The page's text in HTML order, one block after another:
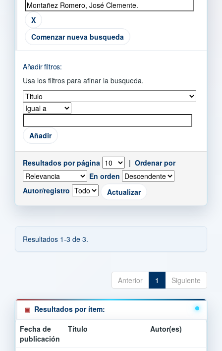
Comenzar nueva busqueda
Añadir filtros:
Usa los filtros para afinar la busqueda.
Resultados por página | Ordenar por
En orden
Autor/registro
Resultados 1-3 de 3.
Anterior 1 Siguiente
Resultados por ítem:
Fecha de
publicación
Título Autor(es)